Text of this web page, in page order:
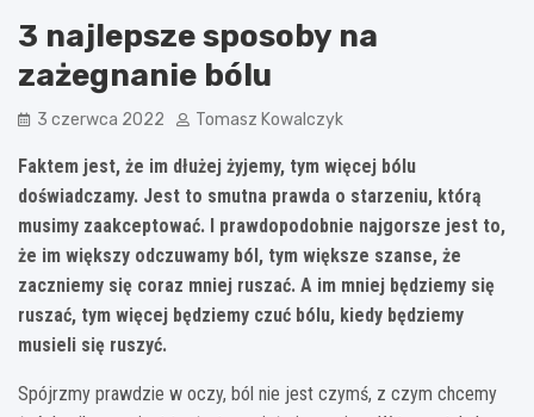
3 najlepsze sposoby na
zażegnanie bólu
3 czerwca 2022 Tomasz Kowalczyk
Faktem jest, że im dłużej żyjemy, tym więcej bólu
doświadczamy. Jest to smutna prawda o starzeniu, którą
musimy zaakceptować. I prawdopodobnie najgorsze jest to,
że im większy odczuwamy ból, tym większe szanse, że
zaczniemy się coraz mniej ruszać. A im mniej będziemy się
ruszać, tym więcej będziemy czuć bólu, kiedy będziemy
musieli się ruszyć.
Spójrzmy prawdzie w oczy, ból nie jest czymś, z czym chcemy